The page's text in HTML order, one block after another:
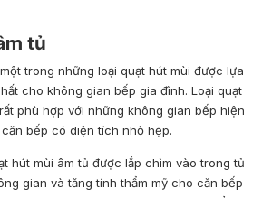
tủ
trong những loại quạt hút mùi được lựa
cho không gian bếp gia đình. Loại quạt
phù hợp với những không gian bếp hiện
bếp có diện tích nhỏ hẹp.
hút mùi âm tủ được lắp chìm vào trong tủ
gian và tăng tính thẩm mỹ cho căn bếp